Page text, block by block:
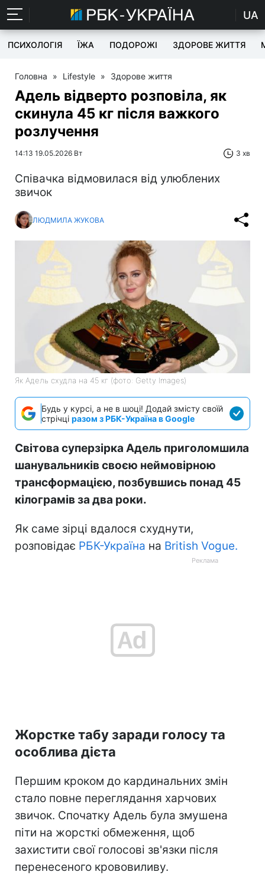
UA
ПСИХОЛОГІЯ ЇЖА ПОДОРОЖІ ЗДОРОВЕ ЖИТТЯ
Головна » Lifestyle » Здорове життя
Адель відверто розповіла, як
скинула 45 кг після важкого
розлучення
14:13 19.05.2026 Вт 3 хв
Співачка відмовилася від улюблених
звичок
ЛЮДМИЛА ЖУКОВА
Як Адель схудла на 45 кг (фото: Getty Images)
Будь у курсі, а не в шоці! Додай змісту своїй
стрічці разом з РБК-Україна в Google
Світова суперзірка Адель приголомшила
шанувальників своєю неймовірною
трансформацією, позбувшись понад 45
кілограмів за два роки.
Як саме зірці вдалося схуднути,
розповідає РБК-Україна на British Vogue.
Жорстке табу заради голосу та
особлива дієта
Першим кроком до кардинальних змін
стало повне переглядання харчових
звичок. Спочатку Адель була змушена
піти на жорсткі обмеження, щоб
захистити свої голосові зв'язки після
перенесеного крововиливу.